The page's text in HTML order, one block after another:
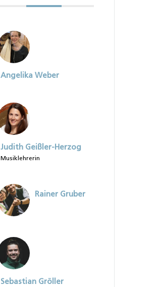
Angelika Weber
Judith Geißler-Herzog
Musiklehrerin
Rainer Gruber
Sebastian Gröller